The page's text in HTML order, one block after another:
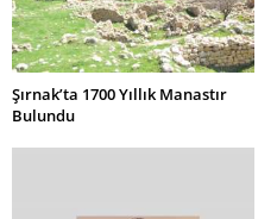
Şırnak’ta 1700 Yıllık Manastır
Bulundu